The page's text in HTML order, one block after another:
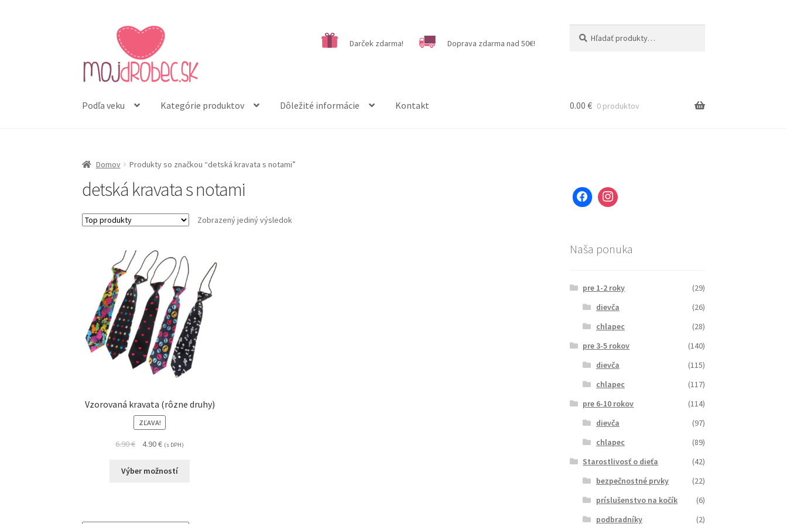
Preskočiť
navigáciu
Preskočiť
obsah
Darček zdarma! Doprava zdarma nad 50€!
Podľa veku Kategórie produktov Dôležité informácie Kontakt 0.00 € 0 produktov
Domov Produkty so značkou “detská kravata s notami”
detská kravata s notami
Zobrazený jediný výsledok
Vzorovaná kravata (rôzne druhy)
ZĽAVA!
6.90€ 4.90€ (s DPH)
Výber možností
Naša ponuka
pre 1-2 roky
(29)
dievča
(26)
chlapec
(28)
pre 3-5 rokov
(140)
dievča
(115)
chlapec
(117)
pre 6-10 rokov
(114)
dievča
(97)
chlapec
(89)
Starostlivosť o dieťa
(42)
bezpečnostné prvky
(22)
príslušenstvo na kočík
(6)
podbradníky
(2)